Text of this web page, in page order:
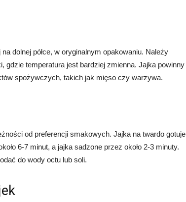
dolnej półce, w oryginalnym opakowaniu. Należy
gdzie temperatura jest bardziej zmienna. Jajka powinny
spożywczych, takich jak mięso czy warzywa.
od preferencji smakowych. Jajka na twardo gotuje
6-7 minut, a jajka sadzone przez około 2-3 minuty.
do wody octu lub soli.